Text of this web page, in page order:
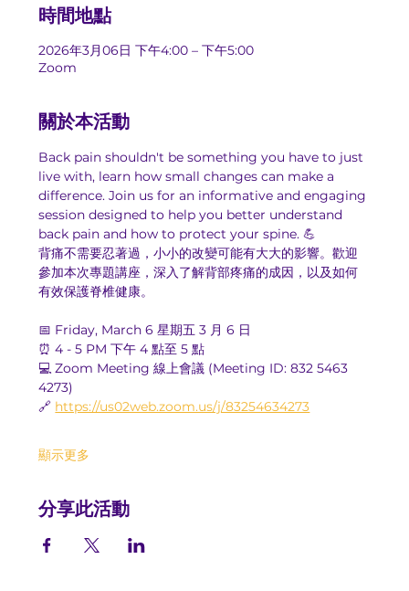
時間地點
2026年3月06日 下午4:00 – 下午5:00
Zoom
關於本活動
Back pain shouldn't be something you have to just
live with, learn how small changes can make a
difference. Join us for an informative and engaging
session designed to help you better understand
back pain and how to protect your spine. 💪
背痛不需要忍著過，小小的改變可能有大大的影響。歡迎
參加本次專題講座，深入了解背部疼痛的成因，以及如何
有效保護脊椎健康。
📅 Friday, March 6 星期五 3 月 6 日
⏰ 4 - 5 PM 下午 4 點至 5 點
💻 Zoom Meeting 線上會議 (Meeting ID: 832 5463
4273)
🔗 https://us02web.zoom.us/j/83254634273
顯示更多
分享此活動